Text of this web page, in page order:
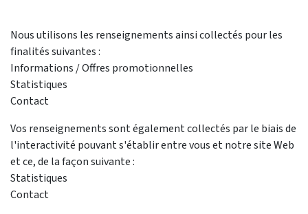
Nous utilisons les renseignements ainsi collectés pour les
finalités suivantes :
Informations / Offres promotionnelles
Statistiques
Contact
Vos renseignements sont également collectés par le biais de
l'interactivité pouvant s'établir entre vous et notre site Web
et ce, de la façon suivante :
Statistiques
Contact